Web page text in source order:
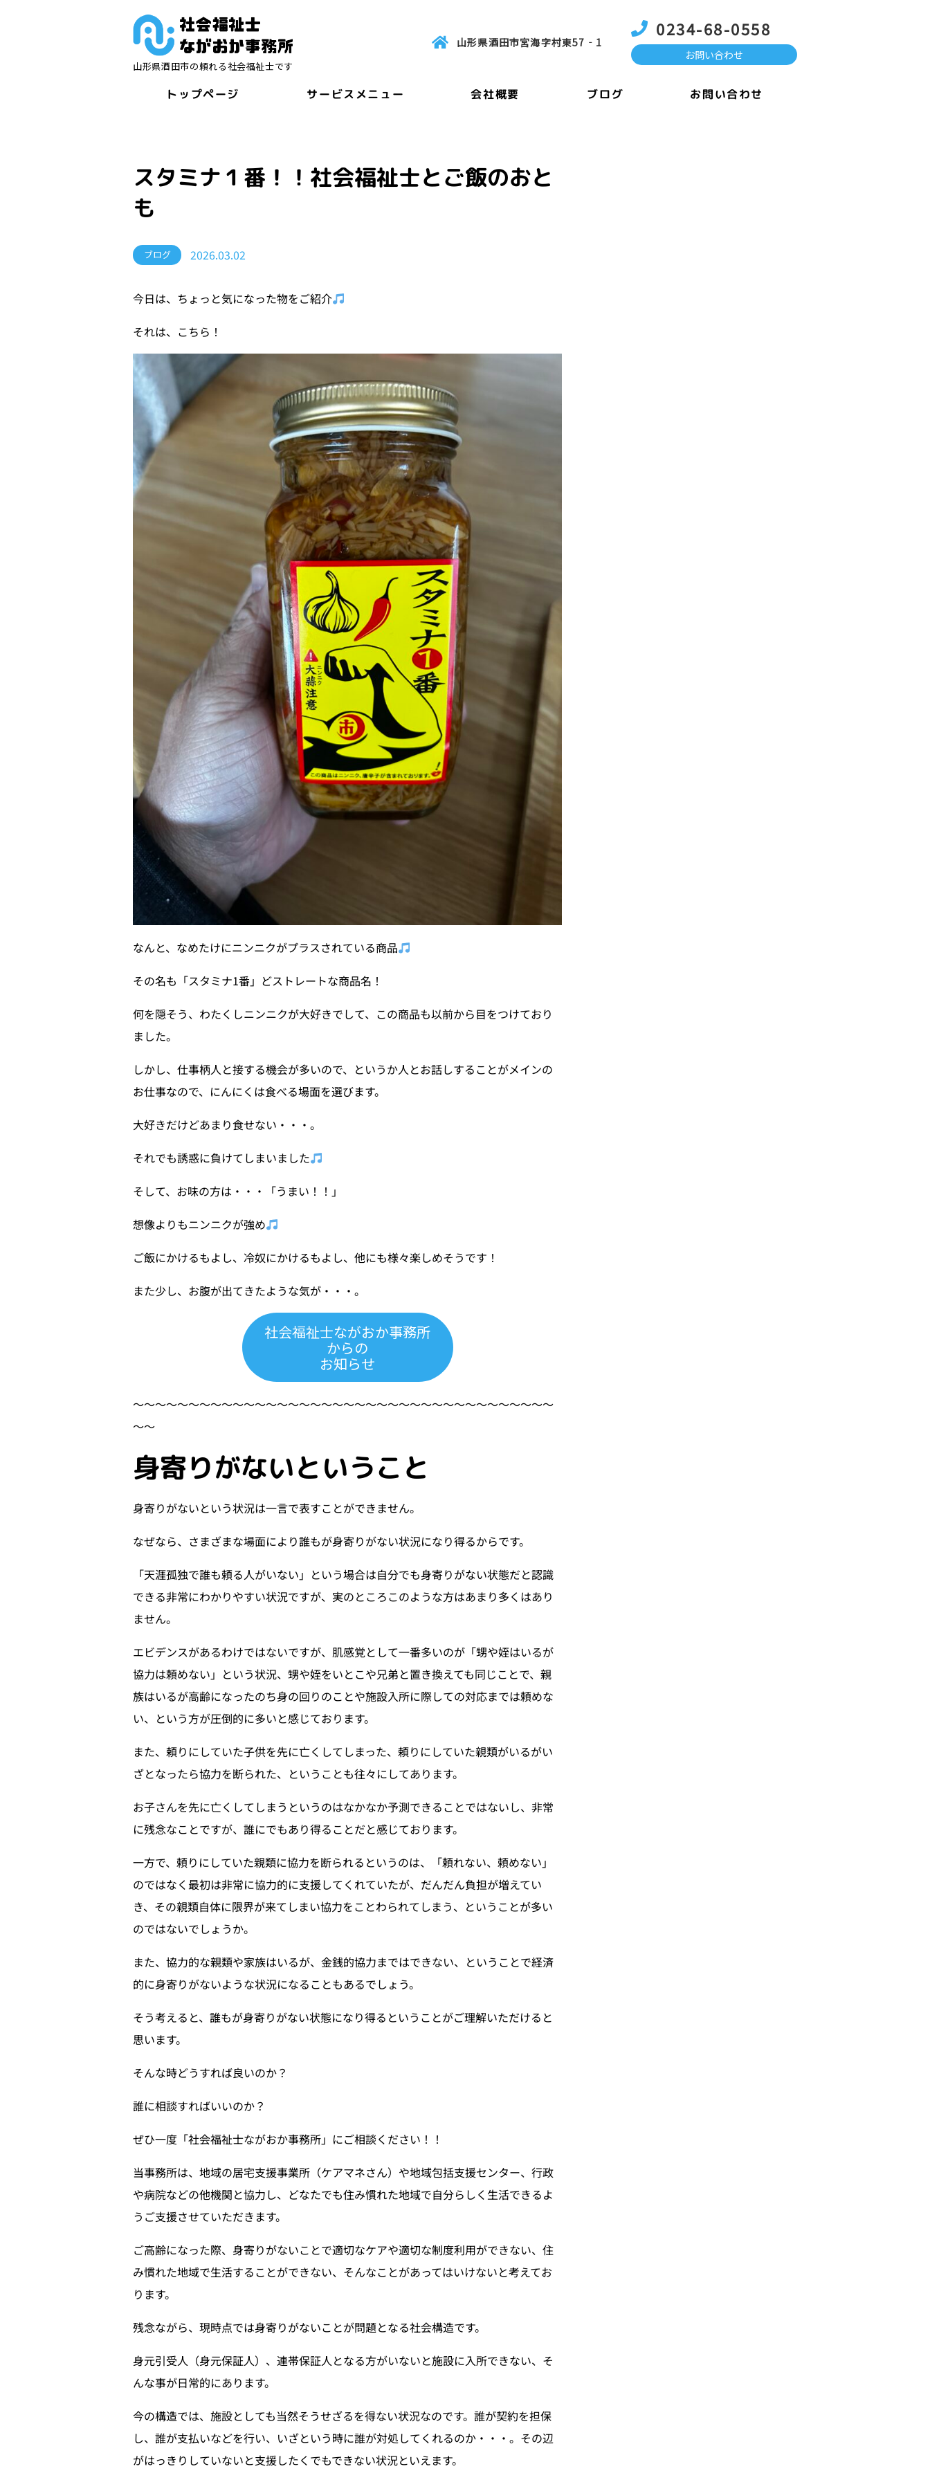
山形県酒田市の頼れる社会福祉士です
山形県酒田市宮海字村東57‐1
0234-68-0558
お問い合わせ
トップページ サービスメニュー 会社概要 ブログ お問い合わせ
スタミナ１番！！社会福祉士とご飯のおと
も
ブログ 2026.03.02
今日は、ちょっと気になった物をご紹介
それは、こちら！
なんと、なめたけにニンニクがプラスされている商品
その名も「スタミナ1番」どストレートな商品名！
何を隠そう、わたくしニンニクが大好きでして、この商品も以前から目をつけており
ました。
しかし、仕事柄人と接する機会が多いので、というか人とお話しすることがメインの
お仕事なので、にんにくは食べる場面を選びます。
大好きだけどあまり食せない・・・。
それでも誘惑に負けてしまいました
そして、お味の方は・・・「うまい！！」
想像よりもニンニクが強め
ご飯にかけるもよし、冷奴にかけるもよし、他にも様々楽しめそうです！
また少し、お腹が出てきたような気が・・・。
社会福祉士ながおか事務所
からの
お知らせ
〜〜〜〜〜〜〜〜〜〜〜〜〜〜〜〜〜〜〜〜〜〜〜〜〜〜〜〜〜〜〜〜〜〜〜〜〜〜
〜〜
身寄りがないということ
身寄りがないという状況は一言で表すことができません。
なぜなら、さまざまな場面により誰もが身寄りがない状況になり得るからです。
「天涯孤独で誰も頼る人がいない」という場合は自分でも身寄りがない状態だと認識
できる非常にわかりやすい状況ですが、実のところこのような方はあまり多くはあり
ません。
エビデンスがあるわけではないですが、肌感覚として一番多いのが「甥や姪はいるが
協力は頼めない」という状況、甥や姪をいとこや兄弟と置き換えても同じことで、親
族はいるが高齢になったのち身の回りのことや施設入所に際しての対応までは頼めな
い、という方が圧倒的に多いと感じております。
また、頼りにしていた子供を先に亡くしてしまった、頼りにしていた親類がいるがい
ざとなったら協力を断られた、ということも往々にしてあります。
お子さんを先に亡くしてしまうというのはなかなか予測できることではないし、非常
に残念なことですが、誰にでもあり得ることだと感じております。
一方で、頼りにしていた親類に協力を断られるというのは、「頼れない、頼めない」
のではなく最初は非常に協力的に支援してくれていたが、だんだん負担が増えてい
き、その親類自体に限界が来てしまい協力をことわられてしまう、ということが多い
のではないでしょうか。
また、協力的な親類や家族はいるが、金銭的協力まではできない、ということで経済
的に身寄りがないような状況になることもあるでしょう。
そう考えると、誰もが身寄りがない状態になり得るということがご理解いただけると
思います。
そんな時どうすれば良いのか？
誰に相談すればいいのか？
ぜひ一度「社会福祉士ながおか事務所」にご相談ください！！
当事務所は、地域の居宅支援事業所（ケアマネさん）や地域包括支援センター、行政
や病院などの他機関と協力し、どなたでも住み慣れた地域で自分らしく生活できるよ
うご支援させていただきます。
ご高齢になった際、身寄りがないことで適切なケアや適切な制度利用ができない、住
み慣れた地域で生活することができない、そんなことがあってはいけないと考えてお
ります。
残念ながら、現時点では身寄りがないことが問題となる社会構造です。
身元引受人（身元保証人）、連帯保証人となる方がいないと施設に入所できない、そ
んな事が日常的にあります。
今の構造では、施設としても当然そうせざるを得ない状況なのです。誰が契約を担保
し、誰が支払いなどを行い、いざという時に誰が対処してくれるのか・・・。その辺
がはっきりしていないと支援したくでもできない状況といえます。